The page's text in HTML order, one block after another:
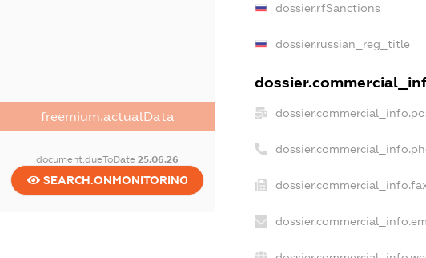
freemium.actualData
document.dueToDate25.06.26
SEARCH.ONMONITORING
dossier.rfSanctions
dossier.russian_reg_title